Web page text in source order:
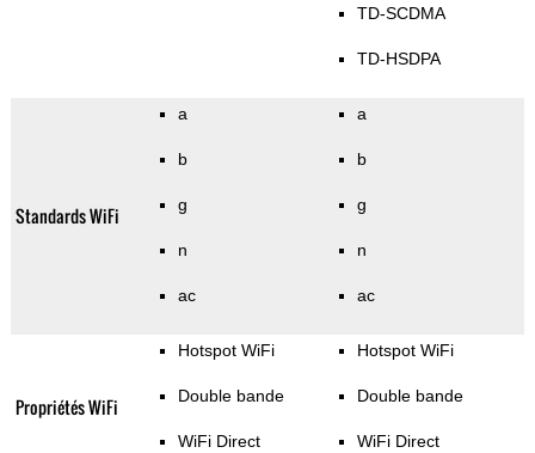
TD-SCDMA
TD-HSDPA
Standards WiFi
a
b
g
n
ac
a
b
g
n
ac
Propriétés WiFi
Hotspot WiFi
Double bande
WiFi Direct
Hotspot WiFi
Double bande
WiFi Direct